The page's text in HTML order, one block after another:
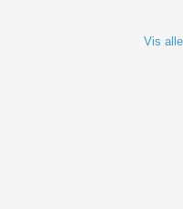
Vis alle